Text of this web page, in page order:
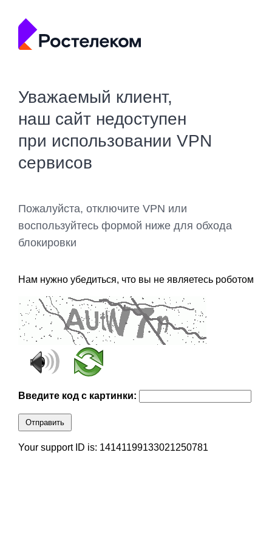
Уважаемый клиент,
наш сайт недоступен
при использовании VPN
сервисов
Пожалуйста, отключите VPN или
воспользуйтесь формой ниже для обхода
блокировки
Нам нужно убедиться, что вы не являетесь роботом
Введите код с картинки:
Отправить
Your support ID is: 14141199133021250781